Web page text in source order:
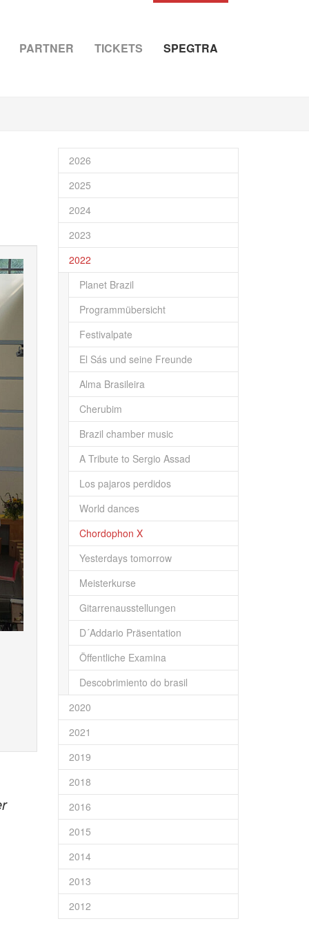
PARTNER TICKETS SPEGTRA
2026
2025
2024
2023
2022
Planet Brazil
Programmübersicht
Festivalpate
El Sás und seine Freunde
Alma Brasileira
Cherubim
Brazil chamber music
A Tribute to Sergio Assad
Los pajaros perdidos
World dances
Chordophon X
Yesterdays tomorrow
Meisterkurse
Gitarrenausstellungen
D´Addario Präsentation
Öffentliche Examina
Descobrimiento do brasil
2020
2021
2019
2018
2016
2015
2014
2013
2012